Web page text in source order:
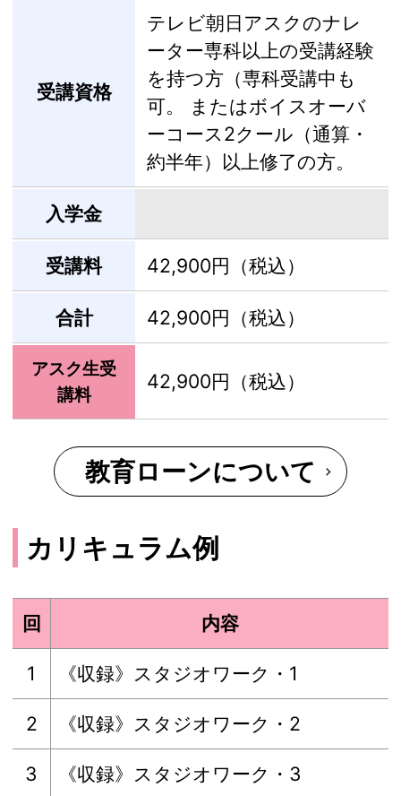
受講資格
テレビ朝日アスクのナレ
ーター専科以上の受講経験
を持つ方（専科受講中も
可。 またはボイスオーバ
ーコース2クール（通算・
約半年）以上修了の方。
入学金
受講料 42,900円（税込）
合計 42,900円（税込）
アスク生受
講料
42,900円（税込）
教育ローンについて
カリキュラム例
回 内容
1 《収録》スタジオワーク・1
2 《収録》スタジオワーク・2
3 《収録》スタジオワーク・3